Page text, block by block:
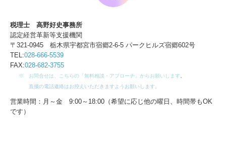
税理士 高野好史事務所
認定経営革新等支援機関
〒321-0945 栃木県宇都宮市宿郷2-6-5 パークヒルズ宿郷602号
TEL:028-666-5539
FAX:028-682-3755
※ お問合せは、こちらの「無料相談・アプローチ」からお願いします
直接の電話連絡はお控えいただきますようお願いします。
営業時間：月～金 9:00～18:00（希望に応じ他の曜日、時間帯もOK
です）